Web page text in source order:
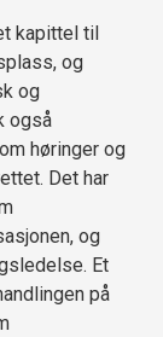
kapittel til
og
og
også
høringer og
Det har
og
Et
på